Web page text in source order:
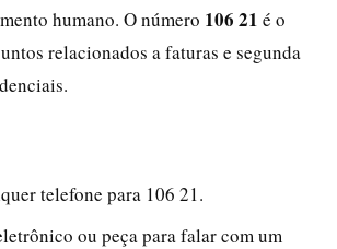
humano. O número 106 21 é o
relacionados a faturas e segunda
telefone para 106 21.
ou peça para falar com um